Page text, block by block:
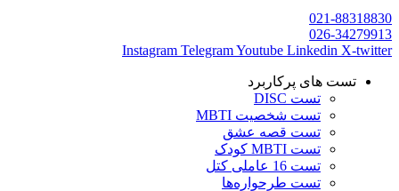
021-88318830
026-34279913
Instagram TelegramYoutube Linkedin X-twitter
تست های پرکاربرد
تست DISC
تست شخصیت MBTI
تست قصه عشق
تست MBTI کودک
تست 16 عاملی کتل
تست طرحواره‌ها